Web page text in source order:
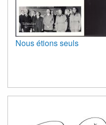
Nous étions seuls